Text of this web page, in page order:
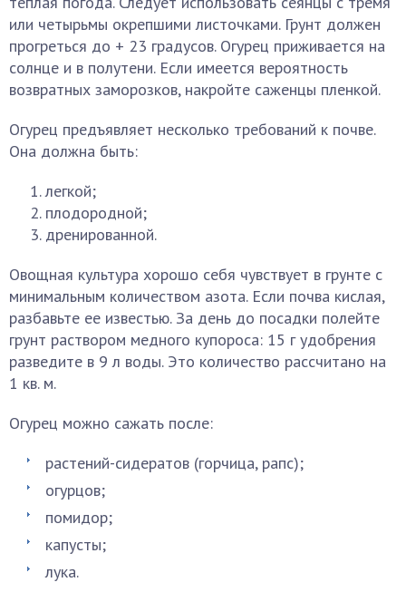
или четырьмы окрепшими листочками. Грунт должен
прогреться до + 23 градусов. Огурец приживается на
солнце и в полутени. Если имеется вероятность
возвратных заморозков, накройте саженцы пленкой.
Огурец предъявляет несколько требований к почве.
Она должна быть:
легкой;
плодородной;
дренированной.
Овощная культура хорошо себя чувствует в грунте с
минимальным количеством азота. Если почва кислая,
разбавьте ее известью. За день до посадки полейте
грунт раствором медного купороса: 15 г удобрения
разведите в 9 л воды. Это количество рассчитано на
1 кв. м.
Огурец можно сажать после:
растений-сидератов (горчица, рапс);
огурцов;
помидор;
капусты;
лука.